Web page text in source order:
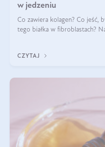
w jedzeniu
Co zawiera kolagen? Co jeść,
tego białka w fibroblastach?
CZYTAJ